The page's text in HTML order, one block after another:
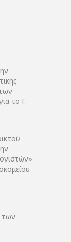
το Γ.
των